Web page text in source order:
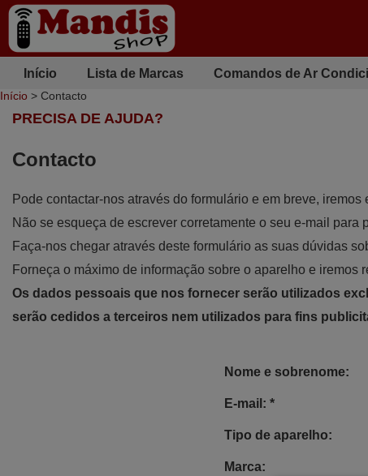
Início Lista de Marcas Comandos de Ar
Início > Contacto
PRECISA DE AJUDA?
Contacto
Pode contactar-nos através do formulário e em breve, iremos
Não se esqueça de escrever corretamente o seu e-mail para
Faça-nos chegar através deste formulário as suas dúvidas
Forneça o máximo de informação sobre o aparelho e
Os dados pessoais que nos fornecer serão utilizados
serão cedidos a terceiros nem utilizados para fins
Nome e sobrenome:
E-mail: *
Tipo de aparelho:
Marca: